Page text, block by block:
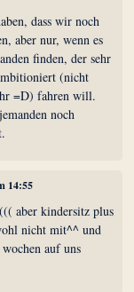
dass wir noch
aber nur, wenn es
finden, der sehr
(nicht
=D) fahren will.
noch
14:55
aber kindersitz plus
nicht mit^^ und
auf uns